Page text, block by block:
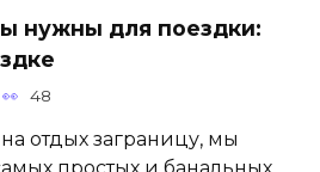
нужны для поездки:
48
отдых заграницу, мы